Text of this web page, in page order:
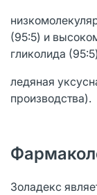
(95:5) и
гликолида
ледяная
производства).
Золадекс